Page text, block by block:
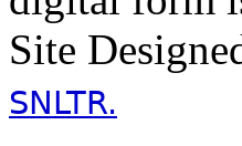
Site
SNLTR.